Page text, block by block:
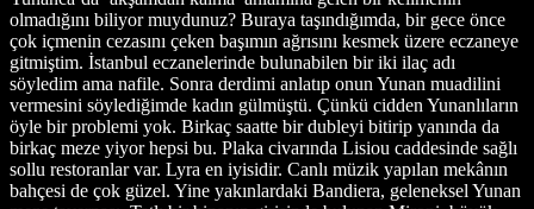
olmadığını biliyor muydunuz? Buraya taşındığımda, bir gece önce
çok içmenin cezasını çeken başımın ağrısını kesmek üzere eczaneye
gitmiştim. İstanbul eczanelerinde bulunabilen bir iki ilaç adı
söyledim ama nafile. Sonra derdimi anlatıp onun Yunan muadilini
vermesini söylediğimde kadın gülmüştü. Çünkü cidden Yunanlıların
öyle bir problemi yok. Birkaç saatte bir dubleyi bitirip yanında da
birkaç meze yiyor hepsi bu. Plaka civarında Lisiou caddesinde sağlı
sollu restoranlar var. Lyra en iyisidir. Canlı müzik yapılan mekânın
bahçesi de çok güzel. Yine yakınlardaki Bandiera, geleneksel Yunan